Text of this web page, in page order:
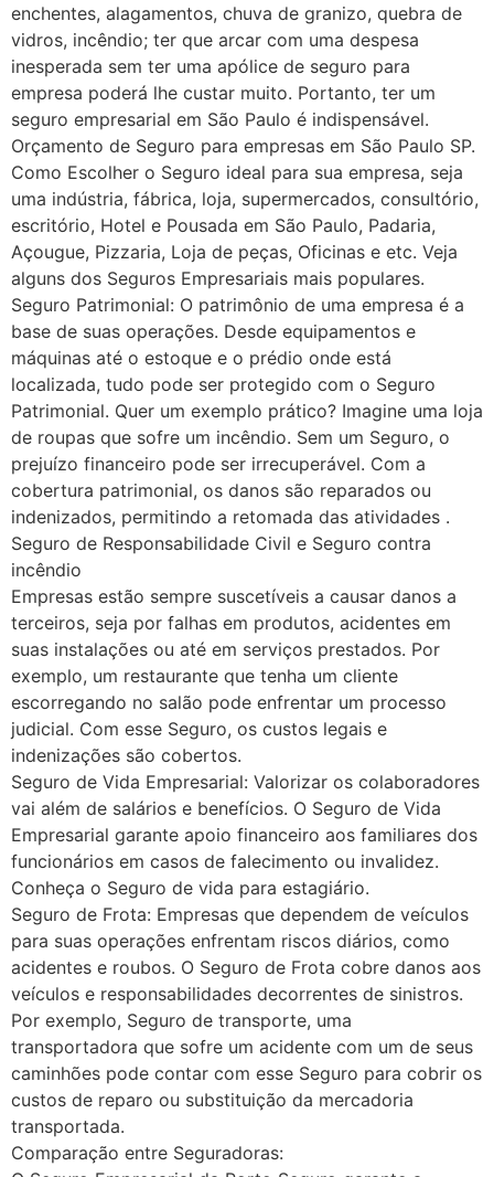
enchentes, alagamentos, chuva de granizo, quebra de
vidros, incêndio; ter que arcar com uma despesa
inesperada sem ter uma apólice de seguro para
empresa poderá lhe custar muito. Portanto, ter um
seguro empresarial em São Paulo é indispensável.
Orçamento de Seguro para empresas em São Paulo SP.
Como Escolher o Seguro ideal para sua empresa, seja
uma indústria, fábrica, loja, supermercados, consultório,
escritório, Hotel e Pousada em São Paulo, Padaria,
Açougue, Pizzaria, Loja de peças, Oficinas e etc. Veja
alguns dos Seguros Empresariais mais populares.
Seguro Patrimonial: O patrimônio de uma empresa é a
base de suas operações. Desde equipamentos e
máquinas até o estoque e o prédio onde está
localizada, tudo pode ser protegido com o Seguro
Patrimonial. Quer um exemplo prático? Imagine uma loja
de roupas que sofre um incêndio. Sem um Seguro, o
prejuízo financeiro pode ser irrecuperável. Com a
cobertura patrimonial, os danos são reparados ou
indenizados, permitindo a retomada das atividades .
Seguro de Responsabilidade Civil e Seguro contra
incêndio
Empresas estão sempre suscetíveis a causar danos a
terceiros, seja por falhas em produtos, acidentes em
suas instalações ou até em serviços prestados. Por
exemplo, um restaurante que tenha um cliente
escorregando no salão pode enfrentar um processo
judicial. Com esse Seguro, os custos legais e
indenizações são cobertos.
Seguro de Vida Empresarial: Valorizar os colaboradores
vai além de salários e benefícios. O Seguro de Vida
Empresarial garante apoio financeiro aos familiares dos
funcionários em casos de falecimento ou invalidez.
Conheça o Seguro de vida para estagiário.
Seguro de Frota: Empresas que dependem de veículos
para suas operações enfrentam riscos diários, como
acidentes e roubos. O Seguro de Frota cobre danos aos
veículos e responsabilidades decorrentes de sinistros.
Por exemplo, Seguro de transporte, uma
transportadora que sofre um acidente com um de seus
caminhões pode contar com esse Seguro para cobrir os
custos de reparo ou substituição da mercadoria
transportada.
Comparação entre Seguradoras: